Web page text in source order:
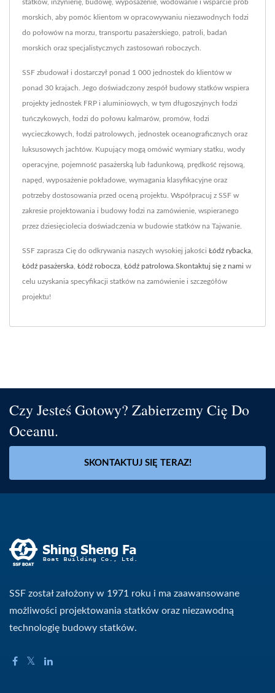
statków, inżynierię, budowę, wyposażenie, wodowanie i wsparcie prób
morskich, aby pomóc klientom w opracowywaniu niezawodnych łodzi
do połowów na morzu, transportu pasażerskiego, patroli, badań
morskich oraz specjalistycznych zastosowań roboczych.
SSF zbudował i dostarczył ponad 1 000 jednostek do klientów w
ponad 30 krajach. Jego doświadczony zespół budowy statków wspiera
projekty jednostek FRP i aluminiowych, w tym długoszyjnych łodzi
tuńczykowych, łodzi do połowu kalmarów, promów, łodzi
wycieczkowych, łodzi patrolowych, jednostek oceanograficznych oraz
luksusowych jachtów. Kupujący mogą omówić wymiary statku, wody
operacyjne, pojemność pasażerską lub ładunkową, prędkość rejsową,
napęd, wyposażenie pokładowe, wymagania klasyfikacyjne oraz
potrzeby dostosowania przed oceną projektu. Współpracuj z SSF w
zakresie projektowania i budowy łodzi na zamówienie, wspieranego
przez dziesięciolecia doświadczenia w budowie statków na Tajwanie.
SSF zaprasza Cię do odkrywania naszych wysokiej jakości Łódź rybacka
Łódź pasażerska Łódź robocza Łódź patrolowa Skontaktuj się z nami w
celu uzyskania specyfikacji statków na zamówienie i szczegółów
projektu!
Czy Jesteś Gotowy? Zabierzemy Cię Do
Oceanu.
SKONTAKTUJ SIĘ TERAZ!
SSF został założony w 1971 roku i ma zaawansowane
możliwości projektowania statków oraz niezawodną
technologię budowy statków.